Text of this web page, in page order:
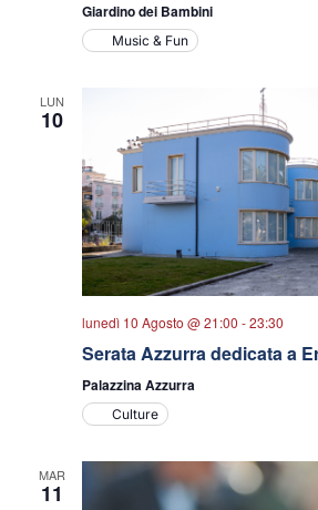
Giardino dei Bambini
Music & Fun
LUN
10
lunedì 10 Agosto @ 21:00 -23:30
Serata Azzurra dedicata a
Palazzina Azzurra
Culture
MAR
11